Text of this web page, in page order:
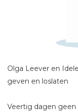
Olga Leever en
geven en loslaten
Veertig dagen geen
Bericht *